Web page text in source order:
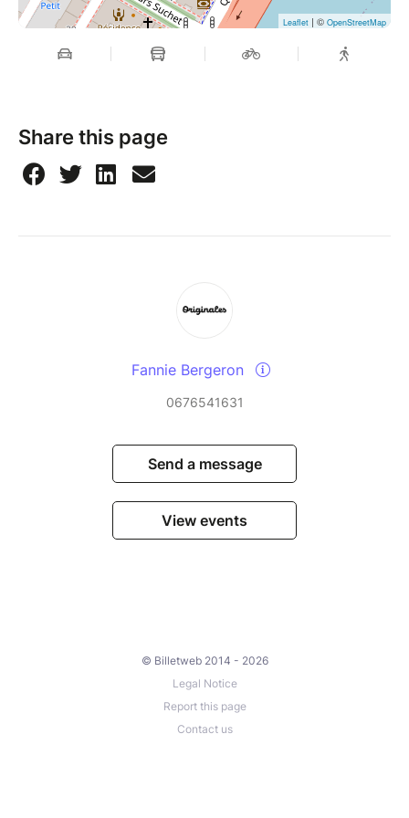
Leaflet | © OpenStreetMap
Share this page
Fannie Bergeron
0676541631
Send a message
View events
© Billetweb 2014 - 2026
Legal Notice
Report this page
Contact us